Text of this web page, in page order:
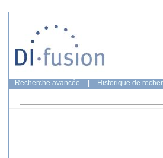
Recherche avancée Historique de